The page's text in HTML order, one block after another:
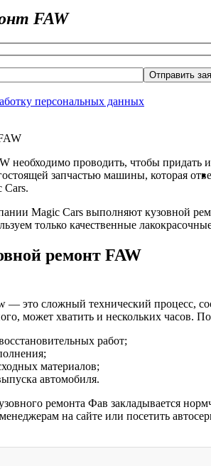
FAW
персональных данных
необходимо проводить, чтобы придать
запчастью машины, которая
Cars.
Magic Cars выполняют кузовной
только качественные
ремонт FAW
— это сложный технический процесс,
может хватить и нескольких часов.
работ;
материалов;
автомобиля.
ремонта Фав закладывается
на сайте или посетить